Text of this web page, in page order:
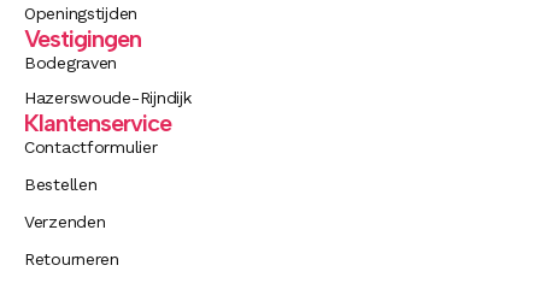
Openingstijden
Vestigingen
Bodegraven
Hazerswoude-Rijndijk
Klantenservice
Contactformulier
Bestellen
Verzenden
Retourneren